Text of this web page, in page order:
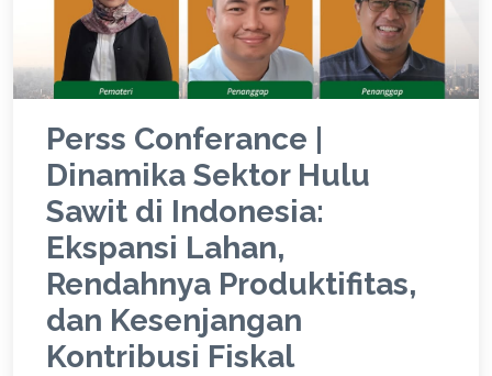
Perss Conferance |
Dinamika Sektor Hulu
Sawit di Indonesia:
Ekspansi Lahan,
Rendahnya Produktifitas,
dan Kesenjangan
Kontribusi Fiskal